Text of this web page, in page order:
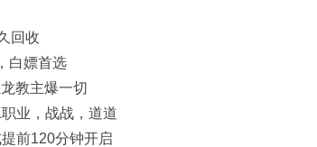
回收
白嫖首选
教主爆一切
业，战战，道道
前120分钟开启